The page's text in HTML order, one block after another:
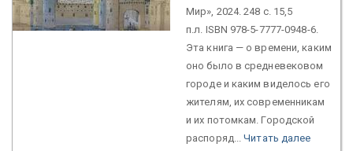
Мир», 2024. 248 с. 15,5
п.л. ISBN 978-5-7777-0948-6.
Эта книга — о времени, каким
оно было в средневековом
городе и каким виделось его
жителям, их современникам
и их потомкам. Городской
распоряд...Читать далее